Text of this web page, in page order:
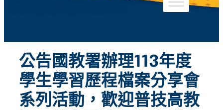
公告國教署辦理113年度
學生學習歷程檔案分享會
系列活動，歡迎普技高教